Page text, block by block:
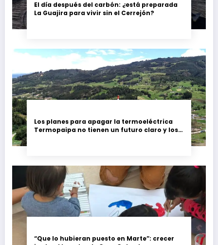
El día después del carbón: ¿está preparada
La Guajira para vivir sin el Cerrejón?
Los planes para apagar la termoeléctrica
Termopaipa no tienen un futuro claro y los
“Que lo hubieran puesto en Marte”: crecer